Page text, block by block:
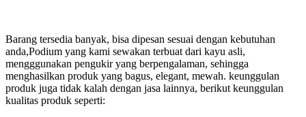
Barang tersedia banyak, bisa dipesan sesuai dengan kebutuhan
anda,Podium yang kami sewakan terbuat dari kayu asli,
mengggunakan pengukir yang berpengalaman, sehingga
menghasilkan produk yang bagus, elegant, mewah. keunggulan
produk juga tidak kalah dengan jasa lainnya, berikut keunggulan
kualitas produk seperti: